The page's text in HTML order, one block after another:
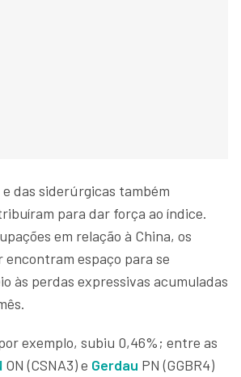
e das siderúrgicas também
para dar força ao índice.
em relação à China, os
encontram espaço para se
às perdas expressivas acumuladas
exemplo, subiu 0,46%; entre as
ON (CSNA3) e Gerdau PN (GGBR4)